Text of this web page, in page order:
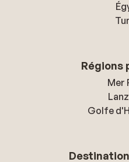
Régions
Mer
Golfe